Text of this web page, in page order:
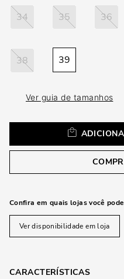
34 35 36
38 39
Ver guia de tamanhos
Confira em quais lojas você
Ver disponibilidade em loja
CARACTERÍSTICAS